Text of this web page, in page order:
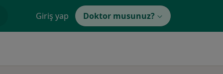
Giriş yap Doktor musunuz?